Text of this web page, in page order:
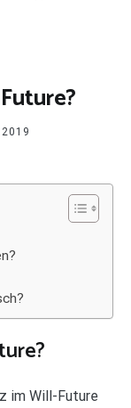
im Will-Future